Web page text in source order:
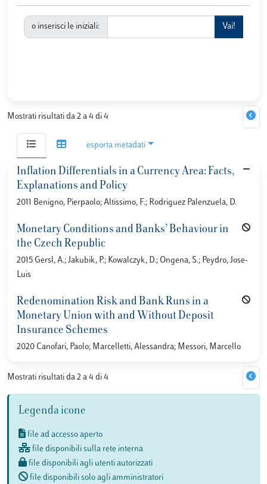
o inserisci le iniziali:
Mostrati risultati da 2 a 4 di 4
esporta metadati
Inflation Differentials in a Currency Area: Facts,
Explanations and Policy
2011 Benigno, Pierpaolo; Altissimo, F.; Rodriguez Palenzuela, D.
Monetary Conditions and Banks’ Behaviour in
the Czech Republic
2015 Gersl, A.; Jakubik, P.; Kowalczyk, D.; Ongena, S.; Peydro, Jose-
Luis
Redenomination Risk and Bank Runs in a
Monetary Union with and Without Deposit
Insurance Schemes
2020 Canofari, Paolo; Marcelletti, Alessandra; Messori, Marcello
Mostrati risultati da 2 a 4 di 4
Legenda icone
file ad accesso aperto
file disponibili sulla rete interna
file disponibili agli utenti autorizzati
file disponibili solo agli amministratori